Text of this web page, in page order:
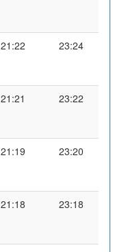
21:22 23:24
21:21 23:22
21:19 23:20
21:18 23:18